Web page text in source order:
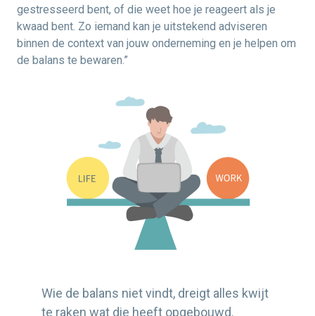
gestresseerd bent, of die weet hoe je reageert als je
kwaad bent. Zo iemand kan je uitstekend adviseren
binnen de context van jouw onderneming en je helpen om
de balans te bewaren.”
Wie de balans niet vindt, dreigt alles kwijt
te raken wat die heeft opgebouwd.